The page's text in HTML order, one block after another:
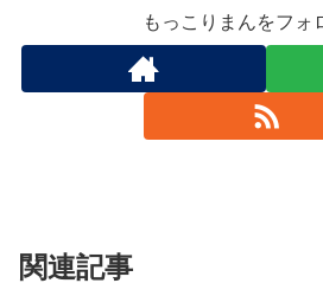
もっこりまんをフォ
関連記事